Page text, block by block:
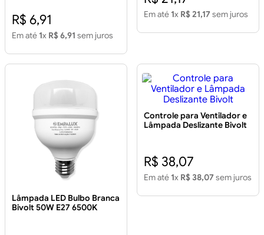
R$ 6,91
Em até 1x R$ 6,91 sem juros
Em até 1x R$ 21,17 sem juros
Lâmpada LED Bulbo Branca
Bivolt 50W E27 6500K
Controle para Ventilador e
Lâmpada Deslizante Bivolt
R$ 38,07
Em até 1x R$ 38,07 sem juros